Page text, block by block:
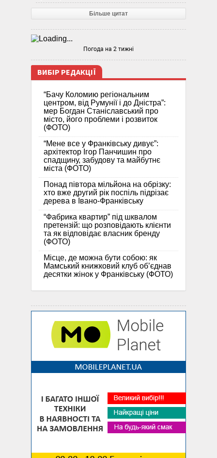
Більше цитат
Погода на 2 тижні
ВИБІР РЕДАКЦІЇ
“Бачу Коломию регіональним
центром, від Румунії і до Дністра”:
мер Богдан Станіславський про
місто, його проблеми і розвиток
(ФОТО)
“Мене все у Франківську дивує”:
архітектор Ігор Панчишин про
спадщину, забудову та майбутнє
міста (ФОТО)
Понад півтора мільйона на обрізку:
хто вже другий рік поспіль підрізає
дерева в Івано-Франківську
“Фабрика квартир” під шквалом
претензій: що розповідають клієнти
та як відповідає власник бренду
(ФОТО)
Місце, де можна бути собою: як
Мамський книжковий клуб об’єднав
десятки жінок у Франківську (ФОТО)